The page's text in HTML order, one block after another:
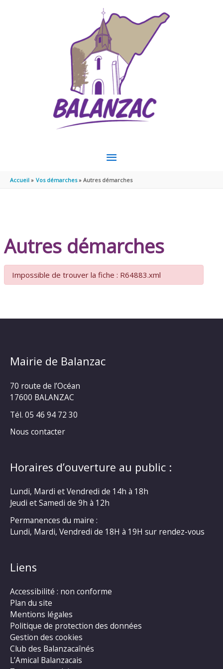
MENU
PRINCIPAL
Accueil Vos démarches Autres démarches
Autres démarches
Impossible de trouver la fiche : R64883.xml
Mairie de Balanzac
70 route de l’Océan
17600 BALANZAC
Tél. 05 46 94 72 30
Nous contacter
Horaires d’ouverture au public :
Lundi, Mardi et Vendredi de 14h à 18h
Jeudi et Samedi de 9h à 12h
Permanences du maire :
Lundi, Mardi, Vendredi de 18H à 19H sur rendez-vous
Liens
Accessibilité : non conforme
Plan du site
Mentions légales
Politique de protection des données
Gestion des cookies
Club des Balanzacaînés
L’Amical Balanzacais